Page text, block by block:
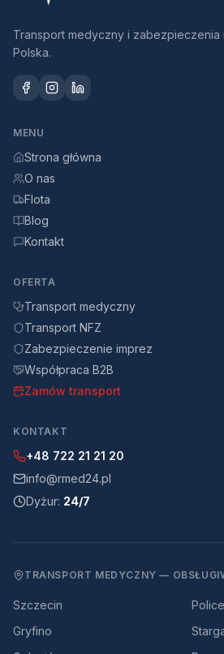
Transport medyczny i zabezpieczenia
Polska.
MENU
Strona główna
O nas
Flota
Blog
Kontakt
OFERTA
Transport medyczny
Transport NFZ
Zabezpieczenie imprez
Współpraca B2B
Zamów transport
KONTAKT
+48 722 21 21 20
info@rmed24.pl
Dyżur: 24/7
TRANSPORT MEDYCZNY —
Szczecin
Police
Gryfino